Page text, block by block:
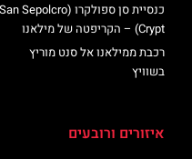
כנסיית סן ספולקרו (San Sepolcro
Crypt) – הקריפטה של מילאנו
רכבת ממילאנו אל סנט מוריץ
בשוויץ
איזורים ורובעים